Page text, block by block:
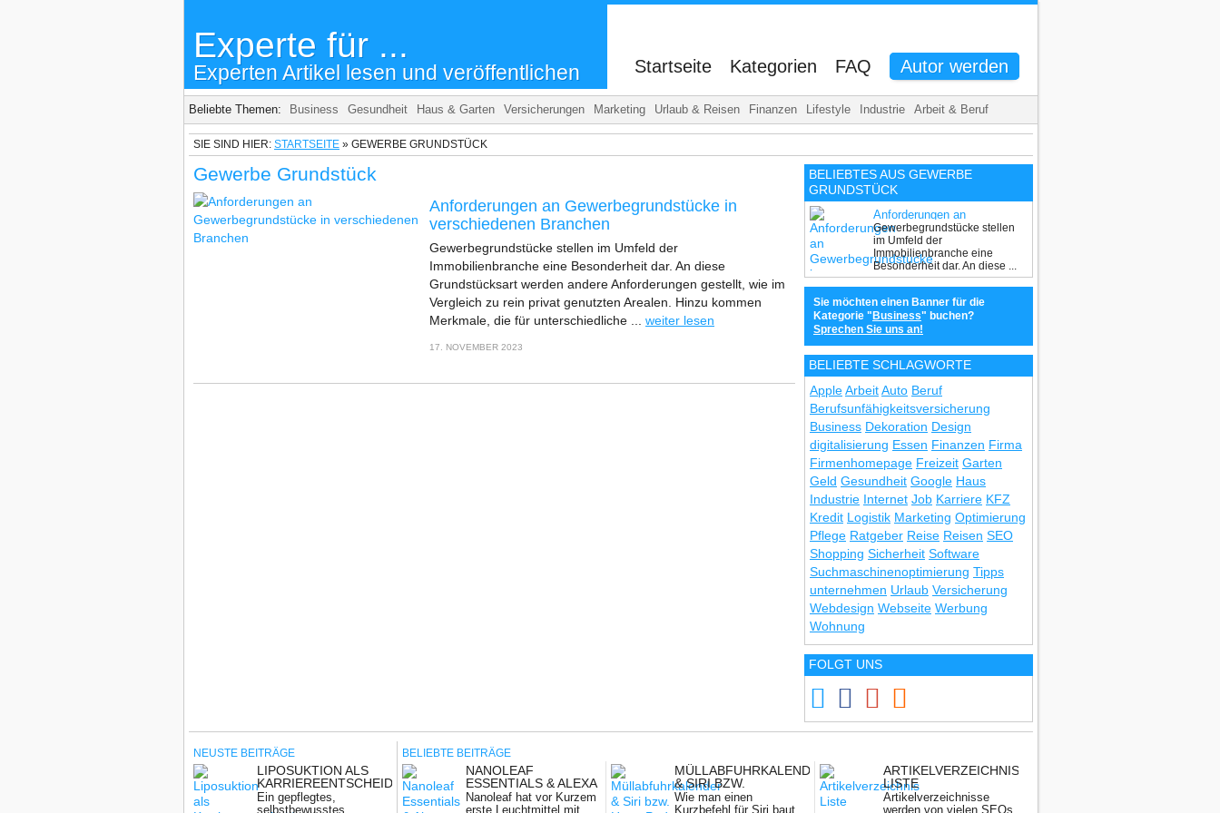
Experte für ...
Experten Artikel lesen und veröffentlichen Startseite Kategorien FAQ Autor werden
Beliebte Themen: Business Gesundheit Haus & Garten Versicherungen Marketing Urlaub & Reisen Finanzen Lifestyle Industrie Arbeit & Beruf
SIE SIND HIER: STARTSEITE » GEWERBE GRUNDSTÜCK
Gewerbe Grundstück
Anforderungen an Gewerbegrundstücke in
verschiedenen Branchen
Gewerbegrundstücke stellen im Umfeld der
Immobilienbranche eine Besonderheit dar. An diese
Grundstücksart werden andere Anforderungen gestellt, wie im
Vergleich zu rein privat genutzten Arealen. Hinzu kommen
Merkmale, die für unterschiedliche ... weiter lesen
17. NOVEMBER 2023
BELIEBTES AUS GEWERBE
GRUNDSTÜCK
Anforderungen an
Gewerbegrundstücke in
verschiedenen Branchen
Gewerbegrundstücke stellen
im Umfeld der
Immobilienbranche eine
Besonderheit dar. An diese ...
Sie möchten einen Banner für die
Kategorie " Business" buchen?
Sprechen Sie uns an!
BELIEBTE SCHLAGWORTE
AppleArbeitAuto Beruf
Berufsunfähigkeitsversicherung
Business Dekoration Design
digitalisierung Essen Finanzen Firma
Firmenhomepage Freizeit Garten
Geld Gesundheit Google Haus
Industrie Internet Job Karriere KFZ
Kredit Logistik Marketing Optimierung
Pflege Ratgeber Reise Reisen SEO
Shopping Sicherheit Software
Suchmaschinenoptimierung Tipps
unternehmen Urlaub Versicherung
Webdesign Webseite Werbung
Wohnung
FOLGT UNS
NEUSTE BEITRÄGE
LIPOSUKTION ALS
KARRIEREENTSCHEIDUNG:
WENN BEWERBER
ÄUSSERLICH Ü
Ein gepflegtes,
selbstbewusstes
BELIEBTE BEITRÄGE
NANOLEAF
ESSENTIALS & ALEXA
Nanoleaf hat vor Kurzem
erste Leuchtmittel mit
MÜLLABFUHRKALENDER
& SIRI BZW.
HOMEPOD:
ALLGEMEINE
Wie man einen
Kurzbefehl für Siri baut,
ARTIKELVERZEICHNIS
LISTE
Artikelverzeichnisse
werden von vielen SEOs